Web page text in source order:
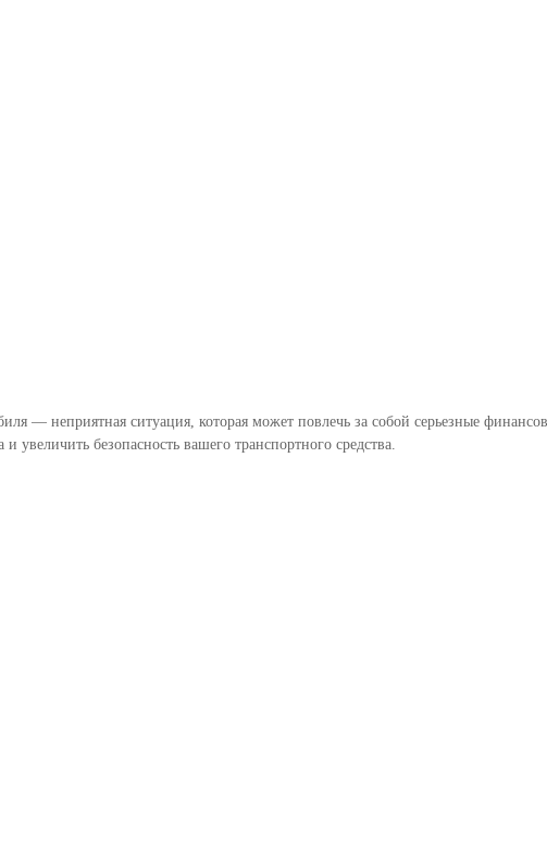
— неприятная ситуация, которая может повлечь за собой серьезные
безопасность вашего транспортного средства.